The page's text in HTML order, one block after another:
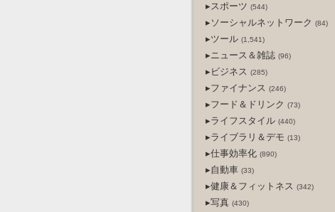
▸スポーツ (544)
▸ソーシャルネットワーク (84)
▸ツール (1,541)
▸ニュース＆雑誌 (96)
▸ビジネス (285)
▸ファイナンス (246)
▸フード＆ドリンク (73)
▸ライフスタイル (440)
▸ライブラリ＆デモ (13)
▸仕事効率化 (890)
▸自動車 (33)
▸健康＆フィットネス (342)
▸写真 (430)